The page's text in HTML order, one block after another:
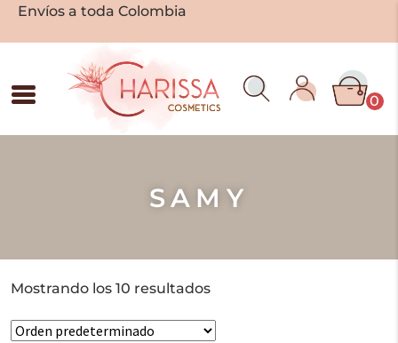
Envíos a toda Colombia
0
SAMY
Mostrando los 10 resultados